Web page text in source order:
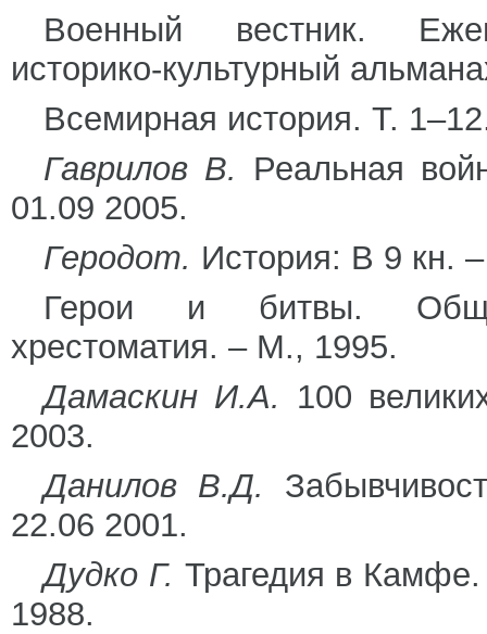
Военный вестник.
историко-культурный
Всемирная история. Т.
Гаврилов В. Реальная
01.09 2005.
Геродот. История: В 9 кн.
Герои и битвы.
хрестоматия. – М., 1995.
Дамаскин И.А. 100
2003.
Данилов В.Д.
22.06 2001.
Дудко Г. Трагедия в
1988.